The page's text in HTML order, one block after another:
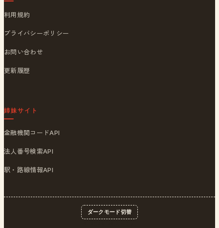
利用規約
プライバシーポリシー
お問い合わせ
更新履歴
姉妹サイト
金融機関コードAPI
法人番号検索API
駅・路線情報API
ダークモード切替